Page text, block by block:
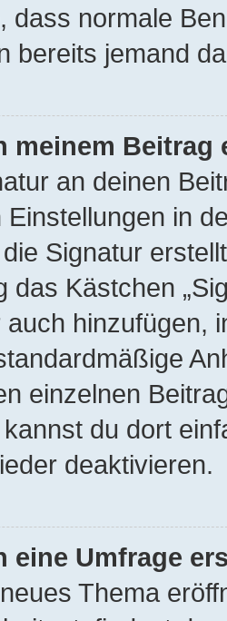
dass normale
bereits jemand
meinem
an deinen
Einstellungen in
Signatur
das Kästchen
auch hinzufügen,
einzelnen
du dort
deaktivieren.
eine Umfrage
Thema